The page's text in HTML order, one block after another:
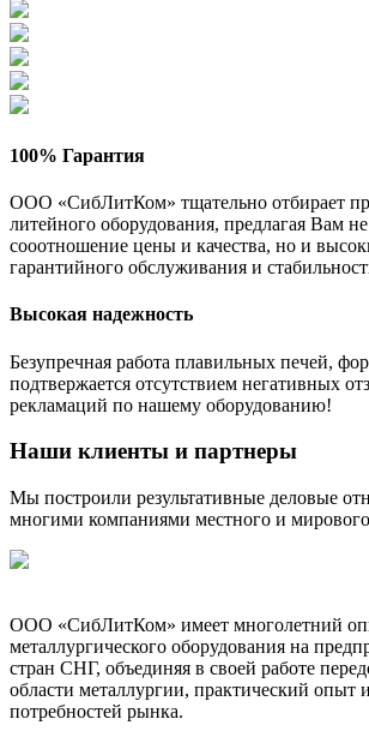
100% Гарантия
ООО «СибЛитКом» тщательно отбирает
литейного оборудования, предлагая Вам
сооотношение цены и качества, но и
гарантийного обслуживания и
Высокая надежность
Безупречная работа плавильных печей,
подтвержается отсутствием негативных
рекламаций по нашему оборудованию!
Наши клиенты и партнеры
Мы построили результативные деловые
многими компаниями местного и
ООО «СибЛитКом» имеет многолетний
металлургического оборудования на
стран СНГ, объединяя в своей работе
области металлургии, практический опыт
потребностей рынка.